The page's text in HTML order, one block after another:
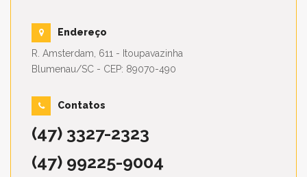
Endereço
R. Amsterdam, 611 - Itoupavazinha
Blumenau/SC - CEP: 89070-490
Contatos
(47) 3327-2323
(47) 99225-9004